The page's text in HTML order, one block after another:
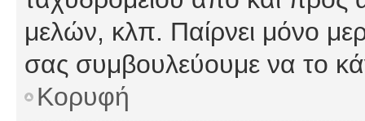
μελών, κλπ. Παίρνει μόνο
σας συμβουλεύουμε να το
Κορυφή